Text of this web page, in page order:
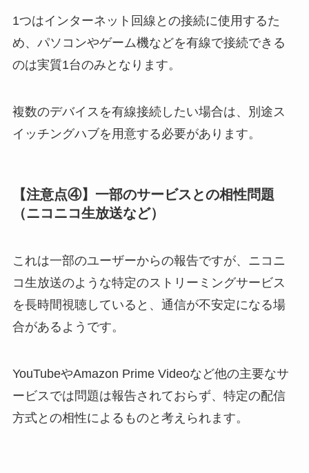
1つはインターネット回線との接続に使用するた
め、パソコンやゲーム機などを有線で接続できる
のは実質1台のみとなります。
複数のデバイスを有線接続したい場合は、別途ス
イッチングハブを用意する必要があります。
【注意点④】一部のサービスとの相性問題
（ニコニコ生放送など）
これは一部のユーザーからの報告ですが、ニコニ
コ生放送のような特定のストリーミングサービス
を長時間視聴していると、通信が不安定になる場
合があるようです。
YouTubeやAmazon Prime Videoなど他の主要なサ
ービスでは問題は報告されておらず、特定の配信
方式との相性によるものと考えられます。